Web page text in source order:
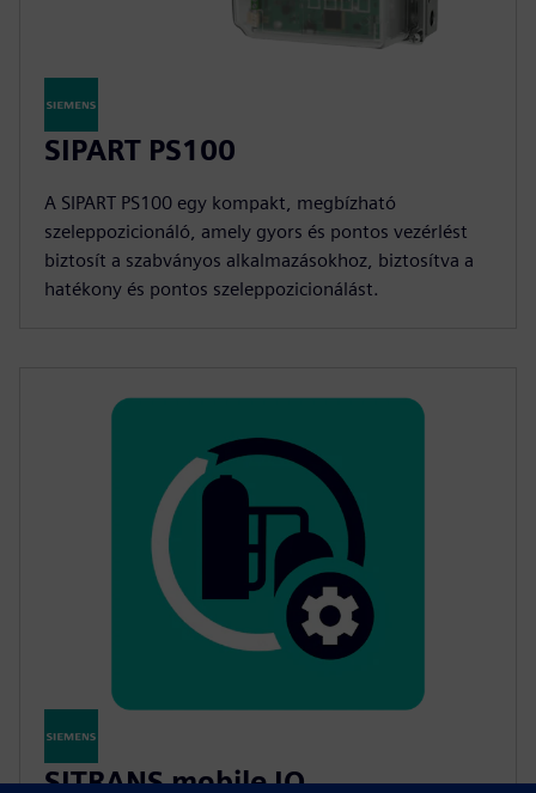
SIPART PS100
A SIPART PS100 egy kompakt, megbízható
szeleppozicionáló, amely gyors és pontos vezérlést
biztosít a szabványos alkalmazásokhoz, biztosítva a
hatékony és pontos szeleppozicionálást.
SITRANS mobile IQ